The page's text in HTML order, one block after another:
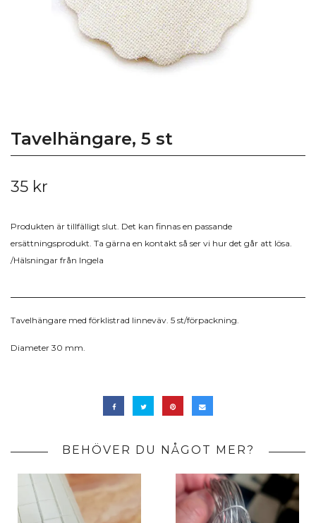
Tavelhängare, 5 st
35 kr
Produkten är tillfälligt slut. Det kan finnas en passande
ersättningsprodukt. Ta gärna en kontakt så ser vi hur det går att lösa.
/Hälsningar från Ingela
Tavelhängare med förklistrad linneväv. 5 st/förpackning.
Diameter 30 mm.
BEHÖVER DU NÅGOT MER?